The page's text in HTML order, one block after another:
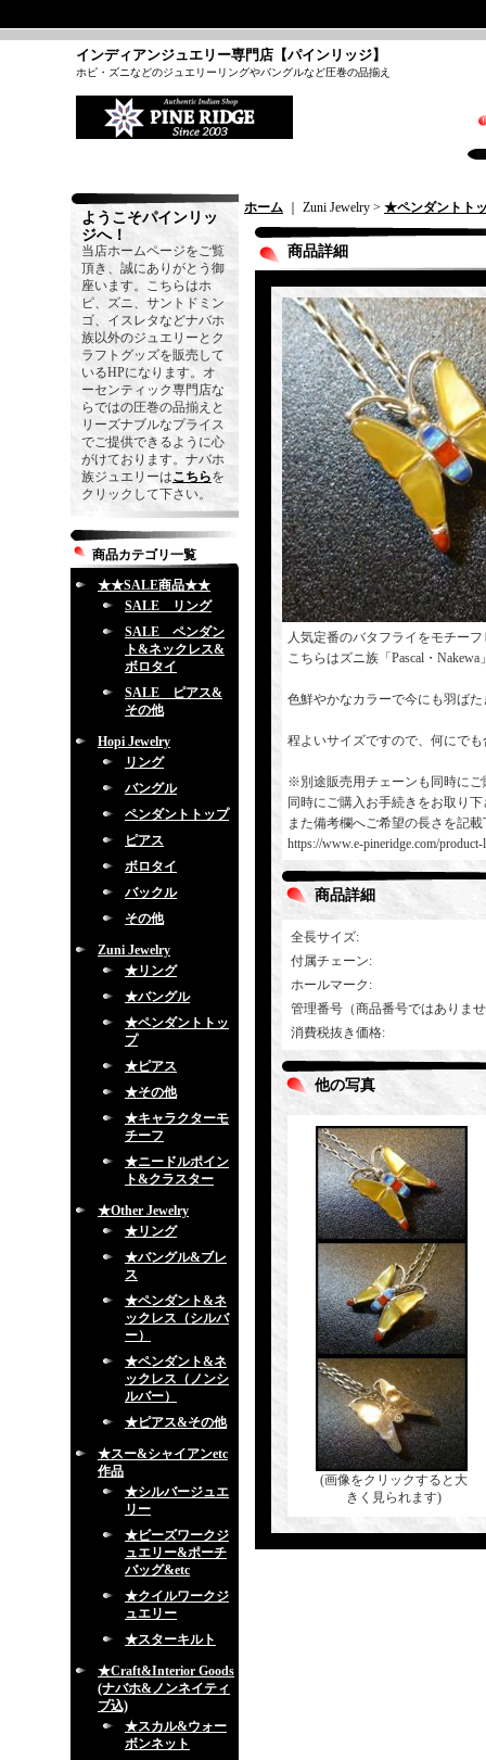
インディアンジュエリー専門店【パインリッジ】
ホピ・ズニなどのジュエリーリングやバングルなど圧巻の品揃え
ようこそパインリッ
ジへ！
当店ホームページをご覧
頂き、誠にありがとう御
座います。こちらはホ
ピ、ズニ、サントドミン
ゴ、イスレタなどナバホ
族以外のジュエリーとク
ラフトグッズを販売して
いるHPになります。オ
ーセンティック専門店な
らではの圧巻の品揃えと
リーズナブルなプライス
でご提供できるように心
がけております。ナバホ
族ジュエリーはこちらを
クリックして下さい。
商品カテゴリ一覧
★★SALE商品★★
SALE リング
SALE ペンダン
ト&ネックレス&
ボロタイ
SALE ピアス&
その他
Hopi Jewelry
リング
バングル
ペンダントトップ
ピアス
ボロタイ
バックル
その他
Zuni Jewelry
★リング
★バングル
★ペンダントトッ
プ
★ピアス
★その他
★キャラクターモ
チーフ
★ニードルポイン
ト&クラスター
★Other Jewelry
★リング
★バングル&ブレ
ス
★ペンダント&ネ
ックレス（シルバ
ー）
★ペンダント&ネ
ックレス（ノンシ
ルバー）
★ピアス&その他
★スー&シャイアンetc
作品
★シルバージュエ
リー
★ビーズワークジ
ュエリー&ポーチ
バッグ&etc
★クイルワークジ
ュエリー
★スターキルト
★Craft&Interior Goods
(ナバホ&ノンネイティ
ブ込)
★スカル&ウォー
ボンネット
ホーム ｜ Zuni Jewelry > ★ペンダントト
商品詳細
人気定番のバタフライをモチー
こちらはズニ族「Pascal・
色鮮やかなカラーで今にも羽ば
程よいサイズですので、何にで
※別途販売用チェーンも同時に
同時にご購入お手続きをお取り
また備考欄へご希望の長さを記
https://www.e-pineridge.com/
商品詳細
全長サイズ:
付属チェーン:
ホールマーク :
管理番号（商品番号ではありま
消費税抜き価格:
他の写真
(画像をクリックすると大
きく見られます)